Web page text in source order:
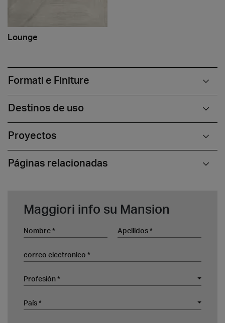
Lounge
Formati e Finiture
Destinos de uso
Proyectos
Páginas relacionadas
Maggiori info su Mansion
Nombre Apellidos
correo electronico
Profesión
Profesión *
Empresa
País
País *